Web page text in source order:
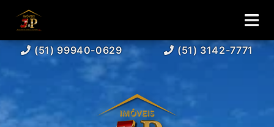
(51) 99940-0629 (51) 3142-7771